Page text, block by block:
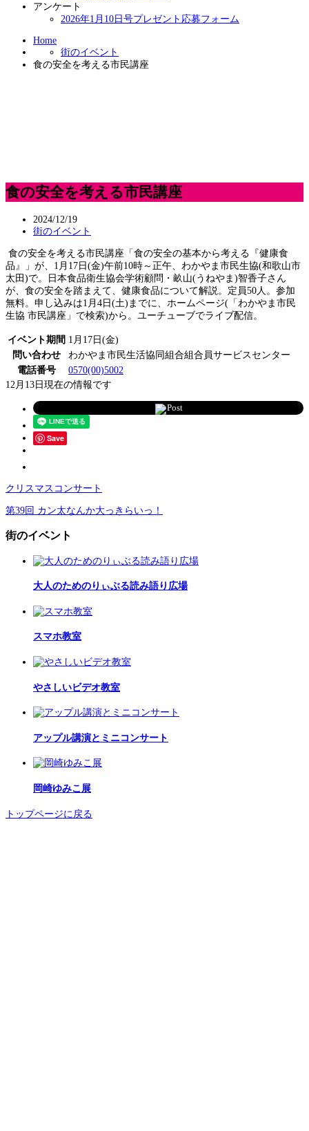
アンケート
2026年1月10日号プレゼント応募フォーム
Home
街のイベント
食の安全を考える市民講座
食の安全を考える市民講座
2024/12/19
街のイベント
食の安全を考える市民講座「食の安全の基本から考える『健康食
品』」が、1月17日(金)午前10時～正午、わかやま市民生協(和歌山市
太田)で。日本食品衛生協会学術顧問・畝山(うねやま)智香子さん
が、食の安全を踏まえて、健康食品について解説。定員50人。参加
無料。申し込みは1月4日(土)までに、ホームページ(「わかやま市民
生協 市民講座」で検索)から。ユーチューブでライブ配信。
イベント期間 1月17日(金)
問い合わせ
わかやま市民生活協同組合組合員サービスセンター
電話番号
0570(00)5002
12月13日現在の情報です
Post
Save
クリスマスコンサート
第39回 カン太なんか大っきらいっ！
街のイベント
大人のためのりぃぶる読み語り広場
スマホ教室
やさしいビデオ教室
アップル講演とミニコンサート
岡崎ゆみこ展
トップページに戻る